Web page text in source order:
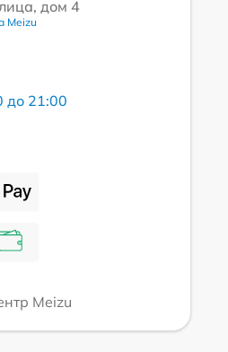
дом 4
Meizu
до 21:00
Meizu